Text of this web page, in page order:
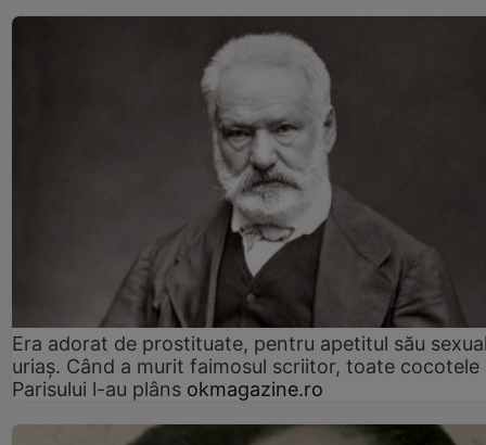
Era adorat de prostituate, pentru apetitul său
uriaș. Când a murit faimosul scriitor, toate cocotele
Parisului l-au plâns okmagazine.ro